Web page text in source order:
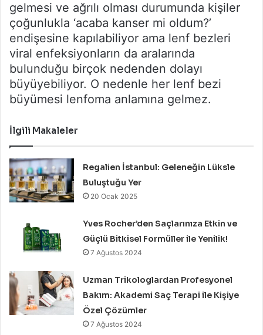
gelmesi ve ağrılı olması durumunda kişiler
çoğunlukla ‘acaba kanser mi oldum?’
endişesine kapılabiliyor ama lenf bezleri
viral enfeksiyonların da aralarında
bulunduğu birçok nedenden dolayı
büyüyebiliyor. O nedenle her lenf bezi
büyümesi lenfoma anlamına gelmez.
İlgili Makaleler
Regalien İstanbul: Geleneğin Lüksle
Buluştuğu Yer
20 Ocak 2025
Yves Rocher’den Saçlarınıza Etkin ve
Güçlü Bitkisel Formüller ile Yenilik!
7 Ağustos 2024
Uzman Trikologlardan Profesyonel
Bakım: Akademi Saç Terapi ile Kişiye
Özel Çözümler
7 Ağustos 2024